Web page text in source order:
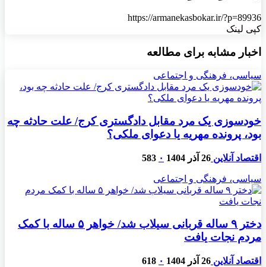
https://armanekasbokar.ir/?p=89936
کپی لینک
اخبار مشابه برای مطالعه
سیاسی، فرهنگی و اجتماعی
خودسوزی یک مرد مقابل دادگستری کرج/ علت حادثه چه
بود، پرونده مهریه‌ یا دعوای ملکی؟
اقتصاد آنلاین 26 آذر 1404 ۰ 583
سیاسی، فرهنگی و اجتماعی
دختر ۹ ساله قربانی سیلاب شد/ خواهر ۵ ساله با کمک
مردم نجات یافت
اقتصاد آنلاین 26 آذر 1404 ۰ 618